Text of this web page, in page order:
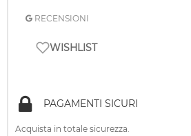
RECENSIONI
WISHLIST
PAGAMENTI SICURI
Acquista in totale sicurezza.